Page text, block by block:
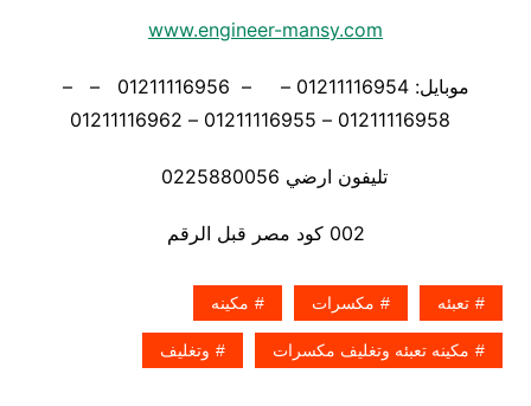
www.engineer-mansy.com
موبايل: 01211116954 – – 01211116956 – –
تليفون ارضي 0225880056
002 كود مصر قبل الرقم
تعبئه مكسرات مكينه
مكينه تعبئه وتغليف مكسرات وتغليف